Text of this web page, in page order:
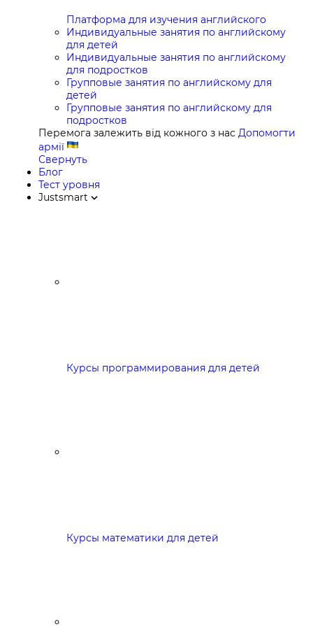
Платформа для изучения английского
Индивидуальные занятия по английскому
для детей
Индивидуальные занятия по английскому
для подростков
Групповые занятия по английскому для
детей
Групповые занятия по английскому для
подростков
Перемога залежить від кожного з нас Допомогти
армії
Свернуть
Блог
Тест уровня
Justsmart
Курсы программирования для детей
Курсы математики для детей